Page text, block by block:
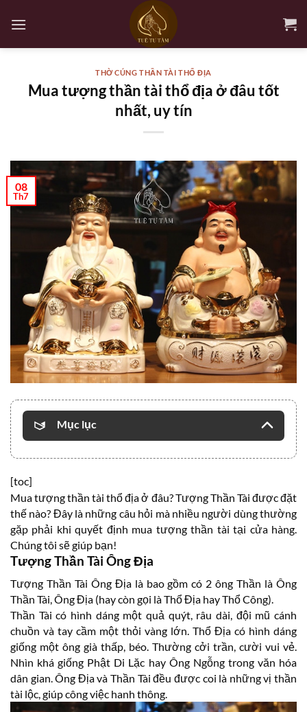
qua
THỜ CÚNG THẦN TÀI THỔ ĐỊA
Mua tượng thần tài thổ địa ở đâu tốt
nhất, uy tín
08
Th7
Mục lục
[toc]
Mua tượng thần tài thổ địa ở đâu? Tượng Thần Tài được đặt
thế nào? Đây là những câu hỏi mà nhiều người dùng thường
gặp phải khi quyết định mua tượng thần tài tại cửa hàng.
Chúng tôi sẽ giúp bạn!
Tượng Thần Tài Ông Địa
Tượng Thần Tài Ông Địa là bao gồm có 2 ông Thần là Ông
Thần Tài, Ông Địa (hay còn gọi là Thổ Địa hay Thổ Công).
Thần Tài có hình dáng một quả quýt, râu dài, đội mũ cánh
chuồn và tay cầm một thỏi vàng lớn. Thổ Địa có hình dáng
giống một ông già thấp, béo. Thường cởi trần, cười vui vẻ.
Nhìn khá giống Phật Di Lặc hay Ông Ngỗng trong văn hóa
dân gian. Ông Địa và Thần Tài đều được coi là những vị thần
tài lộc, giúp công việc hanh thông.